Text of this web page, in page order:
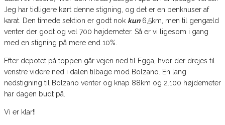
Jeg har tidligere kørt denne stigning, og det er en benknuser af
karat. Den timede sektion er godt nok kun6,5km, men til gengæld
venter der godt og vel 700 højdemeter. Så er vi ligesom i gang
med en stigning på mere end 10%.
Efter depotet på toppen går vejen ned til Egga, hvor der drejes til
venstre videre ned i dalen tilbage mod Bolzano. En lang
nedstigning til Bolzano venter og knap 88km og 2.100 højdemeter
har dagen budt på.
Vi er klar!!